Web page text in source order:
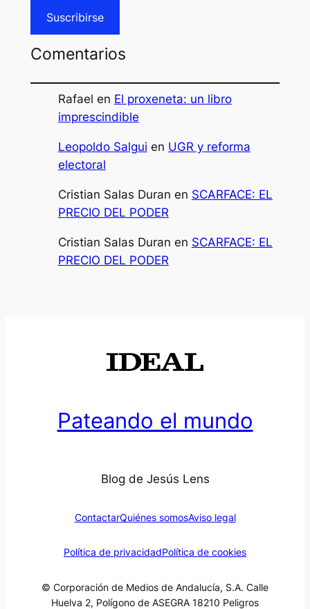
Suscribirse
Comentarios
Rafael en El proxeneta: un libro
imprescindible
Leopoldo Salgui en UGR y reforma
electoral
Cristian Salas Duran en SCARFACE: EL
PRECIO DEL PODER
Cristian Salas Duran en SCARFACE: EL
PRECIO DEL PODER
Pateando el mundo
Blog de Jesús Lens
ContactarQuiénes somosAviso legal
Política de privacidadPolítica de cookies
© Corporación de Medios de Andalucía, S.A. Calle
Huelva 2, Polígono de ASEGRA 18210 Peligros